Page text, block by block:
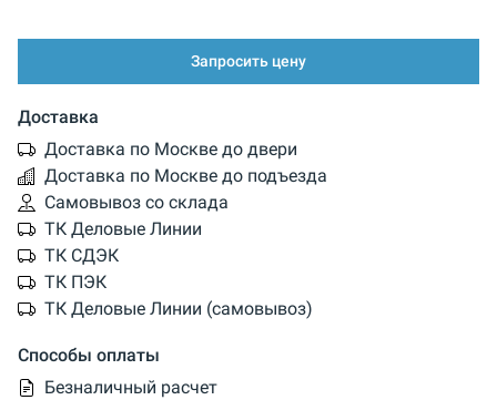
Запросить цену
Доставка
Доставка по Москве до двери
Доставка по Москве до подъезда
Самовывоз со склада
ТК Деловые Линии
ТК СДЭК
ТК ПЭК
ТК Деловые Линии (самовывоз)
Способы оплаты
Безналичный расчет